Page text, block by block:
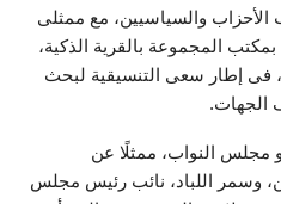
والسياسيين، مع ممثلى
المجموعة بالقرية الذكية،
فى إطار سعى التنسيقية لبحث
الجهات.
مجلس النواب، ممثلًا عن
وسمر اللباد، نائب رئيس مجلس